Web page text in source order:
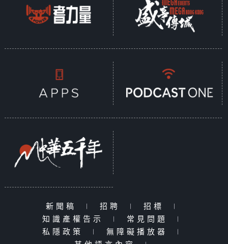
新聞稿 | 招聘 | 招標
|
知識產權告示
| 常見問題
|
私隱政策
| 無障礙播放器
|